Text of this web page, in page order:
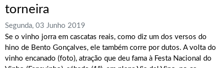
torneira
Segunda, 03 Junho 2019
Se o vinho jorra em cascatas reais, como diz um dos versos do
hino de Bento Gonçalves, ele também corre por dutos. A volta do
vinho encanado (foto), atração que deu fama à Festa Nacional do